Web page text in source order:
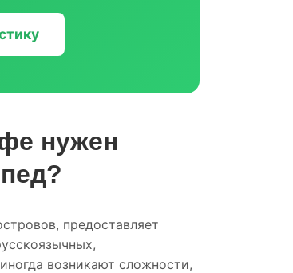
нужен
предоставляет
возникают сложности,